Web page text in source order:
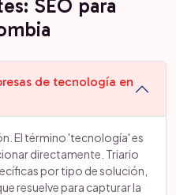
SEO para
de tecnología en
El término 'tecnología' es
directamente. Triario
por tipo de solución,
resuelve para capturar la